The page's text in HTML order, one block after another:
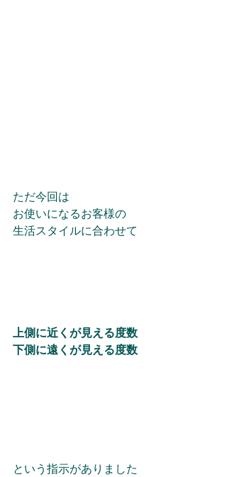
ただ今回は
お使いになるお客様の
生活スタイルに合わせて
上側に近くが見える度数
下側に遠くが見える度数
という指示がありました